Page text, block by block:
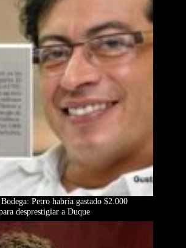
Petro habría gastado $2.000
desprestigiar a Duque